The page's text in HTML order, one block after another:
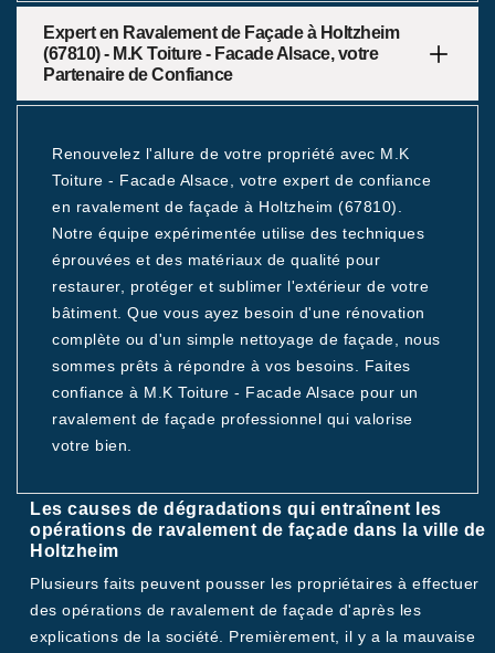
Expert en Ravalement de Façade à Holtzheim
(67810) - M.K Toiture - Facade Alsace, votre
Partenaire de Confiance
Renouvelez l'allure de votre propriété avec M.K
Toiture - Facade Alsace, votre expert de confiance
en ravalement de façade à Holtzheim (67810).
Notre équipe expérimentée utilise des techniques
éprouvées et des matériaux de qualité pour
restaurer, protéger et sublimer l'extérieur de votre
bâtiment. Que vous ayez besoin d'une rénovation
complète ou d'un simple nettoyage de façade, nous
sommes prêts à répondre à vos besoins. Faites
confiance à M.K Toiture - Facade Alsace pour un
ravalement de façade professionnel qui valorise
votre bien.
Les causes de dégradations qui entraînent les
opérations de ravalement de façade dans la ville de
Holtzheim
Plusieurs faits peuvent pousser les propriétaires à effectuer
des opérations de ravalement de façade d'après les
explications de la société. Premièrement, il y a la mauvaise